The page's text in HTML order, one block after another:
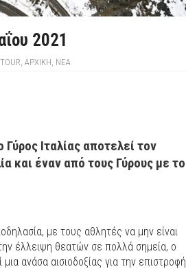
2021
ΑΡΧΙΚΉ ΝΕΑ
Ιταλίας αποτελεί τον
και έναν από τους Γύρους με το
με τους αθλητές να μην είναι
έλλειψη θεατών σε πολλά σημεία, ο
ανάσα αισιοδοξίας για την επιστροφή